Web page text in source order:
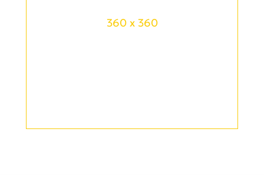
360 x 360